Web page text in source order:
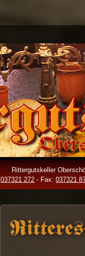
Rittergutskeller
037321 272 - Fax: 037321